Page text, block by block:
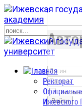
Ректорат
Ижевского
р
Войти